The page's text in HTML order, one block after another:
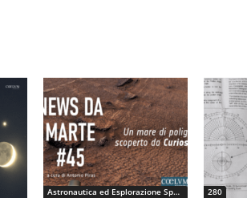
Astronautica ed Esplorazione Spaziale 280